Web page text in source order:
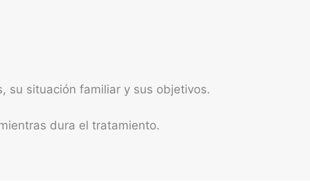
su situación familiar y sus objetivos.
dura el tratamiento.